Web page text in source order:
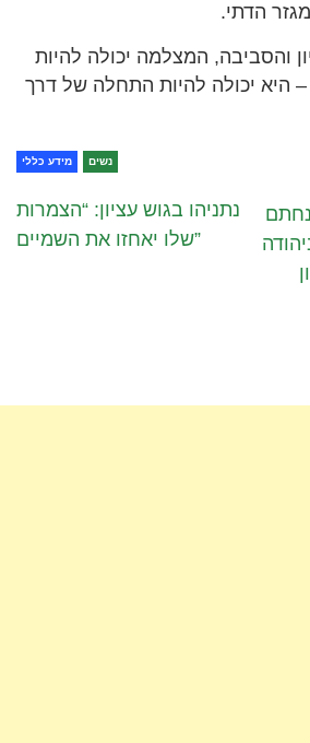
הדתי.
והסביבה, המצלמה יכולה להיות
היא יכולה להיות התחלה של דרך
מידע כללי נשים
נתניהו בגוש עציון: “הצמרות
שלו יאחזו את השמיים”